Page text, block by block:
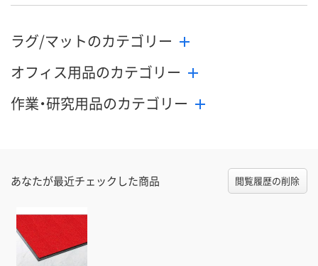
ラグ/マットのカテゴリー
オフィス用品のカテゴリー
作業・研究用品のカテゴリー
あなたが最近チェックした商品 閲覧履歴の削除